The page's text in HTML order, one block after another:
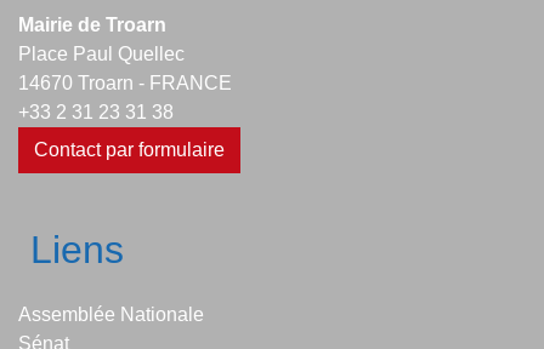
Mairie de Troarn
Place Paul Quellec
14670 Troarn - FRANCE
+33 2 31 23 31 38
Contact par formulaire
Liens
Assemblée Nationale
Sénat